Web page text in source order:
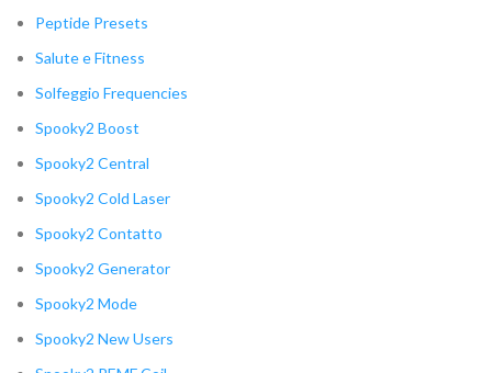
Peptide Presets
Salute e Fitness
Solfeggio Frequencies
Spooky2 Boost
Spooky2 Central
Spooky2 Cold Laser
Spooky2 Contatto
Spooky2 Generator
Spooky2 Mode
Spooky2 New Users